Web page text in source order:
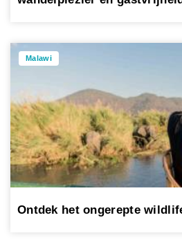
Malawi
Ontdek het ongerepte